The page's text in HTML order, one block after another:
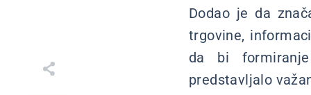
Dodao je da
trgovine,
da bi formiranje
predstavljalo